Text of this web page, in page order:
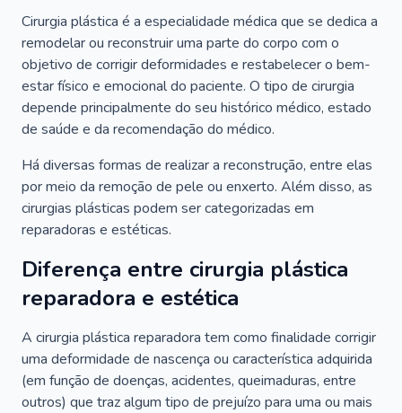
Cirurgia plástica é a especialidade médica que se dedica a
remodelar ou reconstruir uma parte do corpo com o
objetivo de corrigir deformidades e restabelecer o bem-
estar físico e emocional do paciente. O tipo de cirurgia
depende principalmente do seu histórico médico, estado
de saúde e da recomendação do médico.
Há diversas formas de realizar a reconstrução, entre elas
por meio da remoção de pele ou enxerto. Além disso, as
cirurgias plásticas podem ser categorizadas em
reparadoras e estéticas.
Diferença entre cirurgia plástica
reparadora e estética
A cirurgia plástica reparadora tem como finalidade corrigir
uma deformidade de nascença ou característica adquirida
(em função de doenças, acidentes, queimaduras, entre
outros) que traz algum tipo de prejuízo para uma ou mais